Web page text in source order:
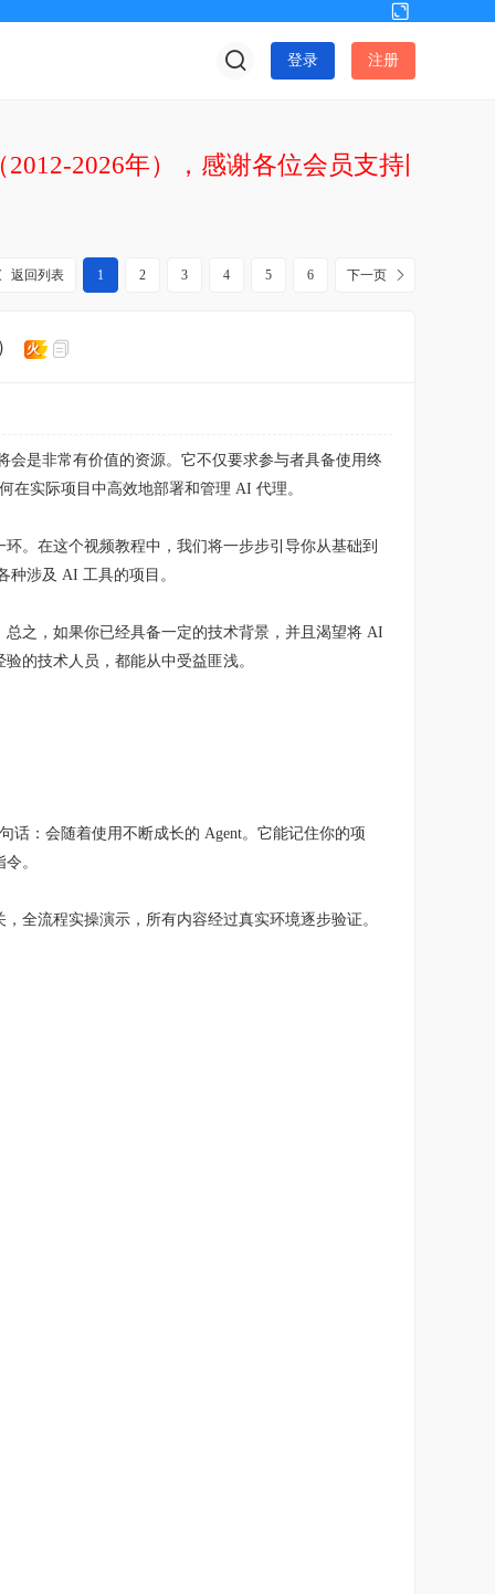
换
到
登录 注册
2026年），感谢各位会员支持网站发
1 2 3 4 5 6 下一页
返回列表
火
是非常有价值的资源。它不仅要求参与者具备使用终
在实际项目中高效地部署和管理 AI 代理。
。在这个视频教程中，我们将一步步引导你从基础到
种涉及 AI 工具的项目。
之，如果你已经具备一定的技术背景，并且渴望将 AI
的技术人员，都能从中受益匪浅。
话：会随着使用不断成长的 Agent。它能记住你的项
。
全流程实操演示，所有内容经过真实环境逐步验证。